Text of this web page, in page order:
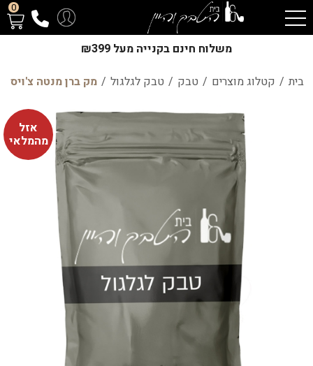
0
משלוח חינם בקנייה מעל ₪399
בית / קטלוג מוצרים / טבק / טבק לגלגול / מק ברן מנטה צ'ויס
אזל
מהמלאי